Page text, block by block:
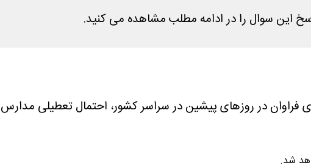
فراوان در روزهای پیشین در سراسر کشور، احتمال تعطیلی
شد.